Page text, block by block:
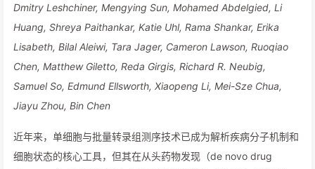
Dmitry Leshchiner, Mengying Sun, Mohamed Abdelgied, Li
Huang, Shreya Paithankar, Katie Uhl, Rama Shankar, Erika
Lisabeth, Bilal Aleiwi, Tara Jager, Cameron Lawson, Ruoqiao
Chen, Matthew Giletto, Reda Girgis, Richard R. Neubig,
Samuel So, Edmund Ellsworth, Xiaopeng Li, Mei-Sze Chua,
Jiayu Zhou, Bin Chen
近年来，单细胞与批量转录组测序技术已成为解析疾病分子机制和
细胞状态的核心工具，但其在从头药物发现（de novo drug